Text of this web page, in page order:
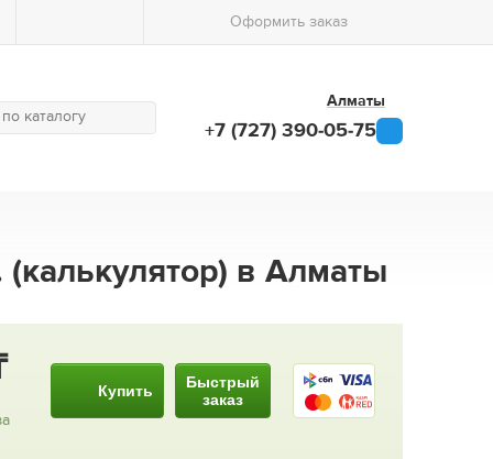
Оформить заказ
Алматы
+7 (727) 390-05-75
в Алматы
Купить
Быстрый
заказ